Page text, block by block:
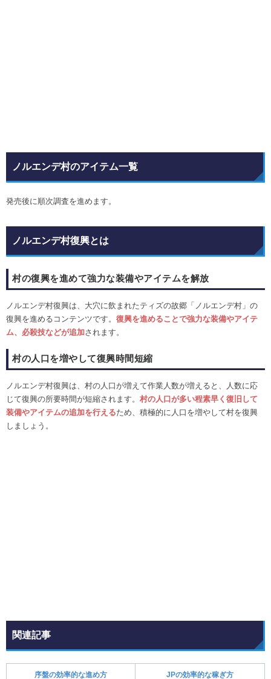
ノルエンデ村のアイテム一覧
発売後に順次調査を進めます。
ノルエンデ村復興とは
村の復興を進めて強力な装備やアイテムを解放
ノルエンデ村復興は、大穴に飲まれたティズの故郷「ノルエンデ村」の
復興を進めるコンテンツです。 復興を進めることで強力な装備やアイテ
ム、必殺技などが追加されます。
村の人口を増やして復興時間短縮
ノルエンデ村復興は、村の人口が増えて作業人数が増えると、人数に応
じて復興の所要時間が短縮されます。 村の人口が多い程素早く復旧して
装備やアイテムの追加を行えるため、積極的に人口を増やして村を復興
しましょう。
関連記事
序盤の効率的な進め方 JPの効率的な稼ぎ方